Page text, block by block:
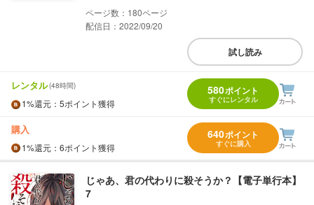
180
配信日：2022/09/20
試し読み
レンタル(48時間)
1%還元 ：5ポイント獲得
580ポイント
すぐにレンタル
購入
1%還元 ：6ポイント獲得
640ポイント
すぐに購入
じゃあ、君の代わりに殺そうか？【電子単行本】
7